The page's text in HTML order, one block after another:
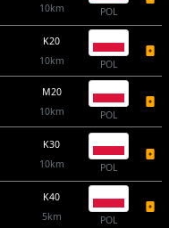
10km
POL
K20
10km
POL
M20
10km
POL
K30
10km
POL
K40
5km
POL